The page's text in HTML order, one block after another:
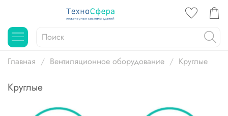
Главная Вентиляционное оборудование Круглые
Круглые